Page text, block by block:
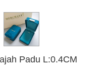
Padu L:0.4CM